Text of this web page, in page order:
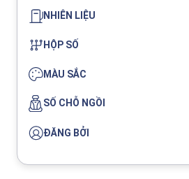
NHIÊN LIỆU
HỘP SỐ
MÀU SẮC
SỐ CHỖ NGỒI
ĐĂNG BỞI